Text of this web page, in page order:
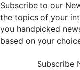
Subscribe to our
the topics of your
you handpicked
based on your
Subscribe